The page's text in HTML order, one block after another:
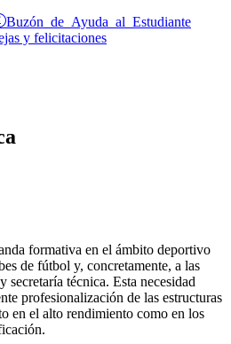
Buzón de Ayuda al Estudiante
y felicitaciones
formativa en el ámbito deportivo
de fútbol y, concretamente, a las
secretaría técnica. Esta necesidad
profesionalización de las estructuras
en el alto rendimiento como en los